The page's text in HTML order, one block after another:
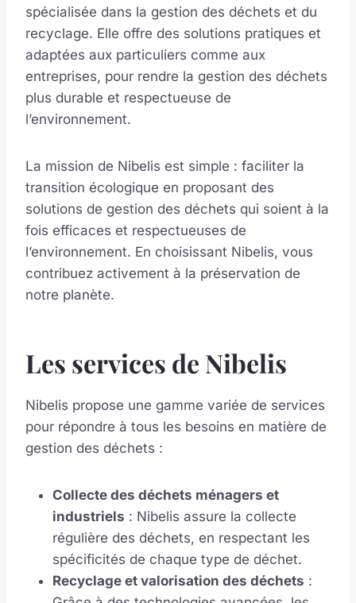
spécialisée dans la gestion des déchets et du
recyclage. Elle offre des solutions pratiques et
adaptées aux particuliers comme aux
entreprises, pour rendre la gestion des déchets
plus durable et respectueuse de
l’environnement.
La mission de Nibelis est simple : faciliter la
transition écologique en proposant des
solutions de gestion des déchets qui soient à la
fois efficaces et respectueuses de
l’environnement. En choisissant Nibelis, vous
contribuez activement à la préservation de
notre planète.
Les services de Nibelis
Nibelis propose une gamme variée de services
pour répondre à tous les besoins en matière de
gestion des déchets :
Collecte des déchets ménagers et
industriels : Nibelis assure la collecte
régulière des déchets, en respectant les
spécificités de chaque type de déchet.
Recyclage et valorisation des déchets :